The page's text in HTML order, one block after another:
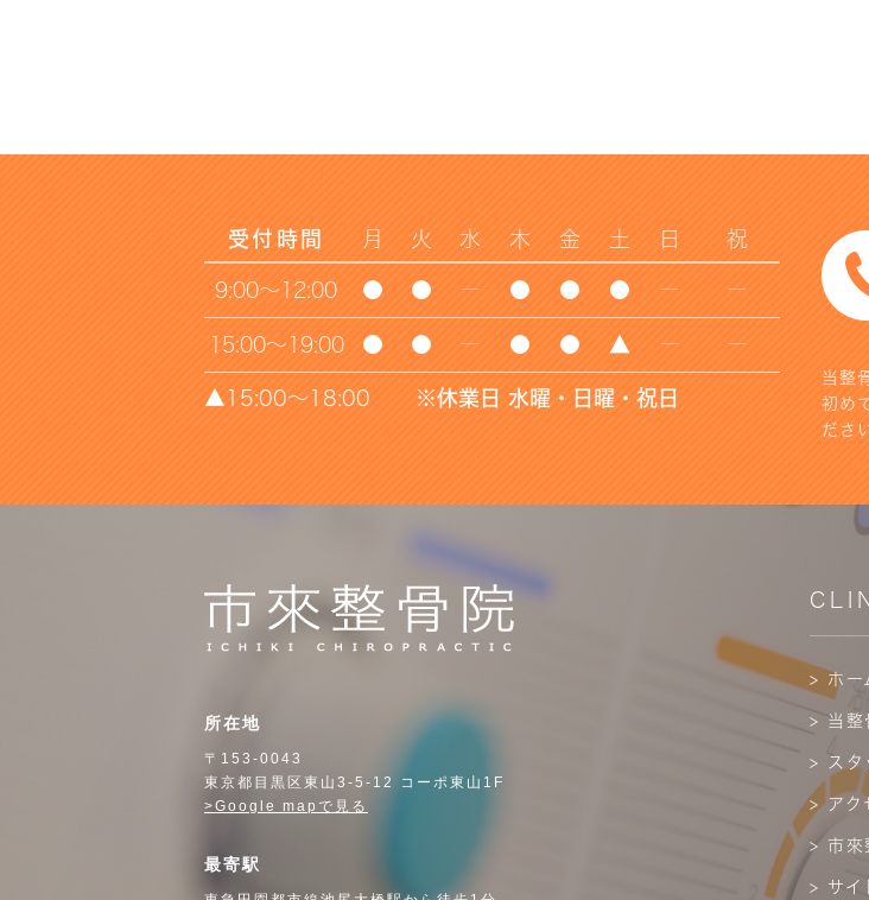
受付時間 月 火 水 木 金 土 日 祝
9:00～12:00 ● ● ー ● ● ● ー ー
15:00～19:00 ● ● ー ● ● ▲ ー ー
▲15:00～18:00 ※休業日 水曜・日曜・祝日
当整
初め
ださ
所在地
〒153-0043
東京都目黒区東山3-5-12 コーポ東山1F
>Google mapで見る
最寄駅
> ホー
> 当整
> スタ
> アク
> 市來
> サイ